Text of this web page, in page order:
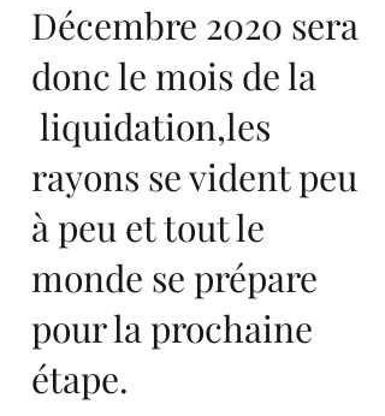
Décembre 2020 sera
donc le mois de la
liquidation,les
rayons se vident peu
à peu et tout le
monde se prépare
pour la prochaine
étape.